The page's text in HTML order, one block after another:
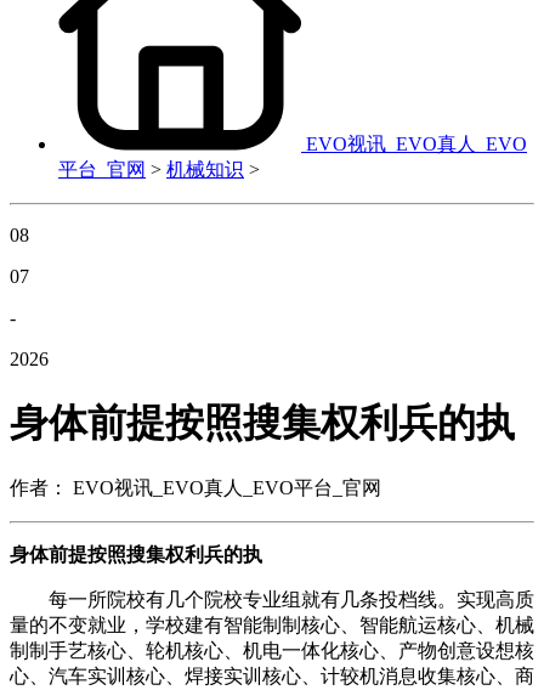
EVO视讯_EVO真人_EVO
平台_官网 > 机械知识 >
08
07
-
2026
身体前提按照搜集权利兵的执
作者： EVO视讯_EVO真人_EVO平台_官网
身体前提按照搜集权利兵的执
每一所院校有几个院校专业组就有几条投档线。实现高质
量的不变就业，学校建有智能制制核心、智能航运核心、机械
制制手艺核心、轮机核心、机电一体化核心、产物创意设想核
心、汽车实训核心、焊接实训核心、计较机消息收集核心、商